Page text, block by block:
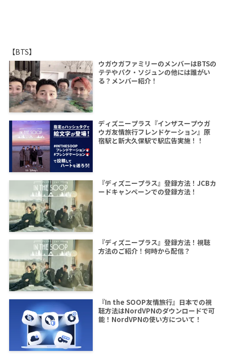
【BTS】
ウガウガファミリーのメンバーはBTSの
テテやパク・ソジュンの他には誰がい
る？メンバー紹介！
ディズニープラス『インザスープウガ
ウガ友情旅行フレンドケーション』原
宿駅と新大久保駅で駅広告実施！！
『ディズニープラス』登録方法！JCBカ
ードキャンペーンでの登録方法！
『ディズニープラス』登録方法！視聴
方法のご紹介！何時から配信？
『In the SOOP友情旅行』日本での視
聴方法はNordVPNのダウンロードで可
能！NordVPNの使い方について！